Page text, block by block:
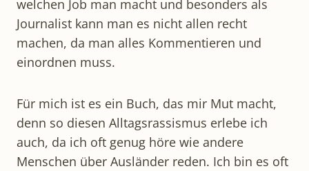
welchen Job man macht und besonders als
Journalist kann man es nicht allen recht
machen, da man alles Kommentieren und
einordnen muss.
Für mich ist es ein Buch, das mir Mut macht,
denn so diesen Alltagsrassismus erlebe ich
auch, da ich oft genug höre wie andere
Menschen über Ausländer reden. Ich bin es oft